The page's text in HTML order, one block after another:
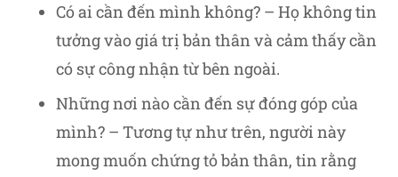
Có ai cần đến mình không? – Họ không tin
tưởng vào giá trị bản thân và cảm thấy cần
có sự công nhận từ bên ngoài.
Những nơi nào cần đến sự đóng góp của
mình? – Tương tự như trên, người này
mong muốn chứng tỏ bản thân, tin rằng